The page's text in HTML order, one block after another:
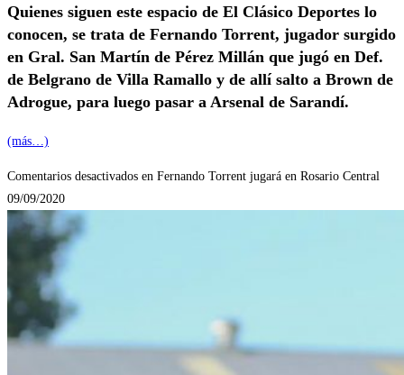
Quienes siguen este espacio de El Clásico Deportes lo
conocen, se trata de Fernando Torrent, jugador surgido
en Gral. San Martín de Pérez Millán que jugó en Def.
de Belgrano de Villa Ramallo y de allí salto a Brown de
Adrogue, para luego pasar a Arsenal de Sarandí.
(más…)
Comentarios desactivados en Fernando Torrent jugará en Rosario Central
09/09/2020